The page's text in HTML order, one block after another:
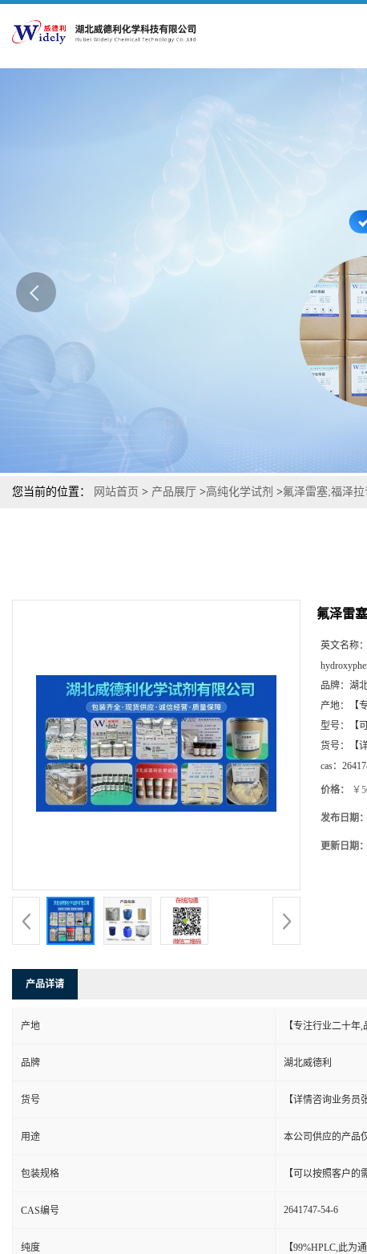
您当前的位置： 网站首页 > 产品展厅 >高纯化学试剂 >氟泽雷塞;福泽
氟泽雷
英文名称：
品牌： 湖
产地：
【
型号：
【
货号：
【
cas：
价格： ￥
发布日期：
更新日期：
产品详请
产地 【专注行业二十年,
品牌 湖北威德利
货号 【详情咨询业务员
用途 本公司供应的产品
包装规格 【可以按照客户的
CAS编号 2641747-54-6
纯度 【99%HPLC,此为